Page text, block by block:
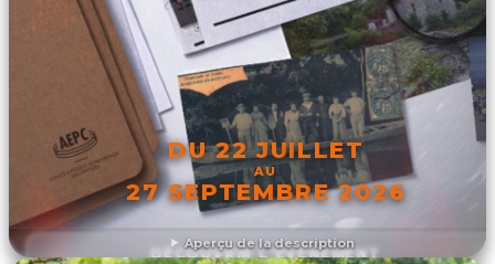
Aperçu de la description
DU 22 JUILLET
AU
27 SEPTEMBRE 2026
DÉCOUVRIR L'ÉVÉNEMENT